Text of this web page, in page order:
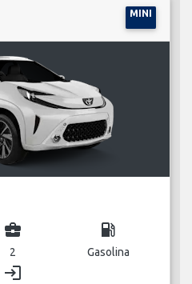
MINI
business_center
2
local_gas_station
Gasolina
login